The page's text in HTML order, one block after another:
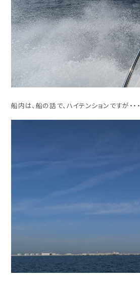
船内は、船の話で、ハイテンションですが・・・